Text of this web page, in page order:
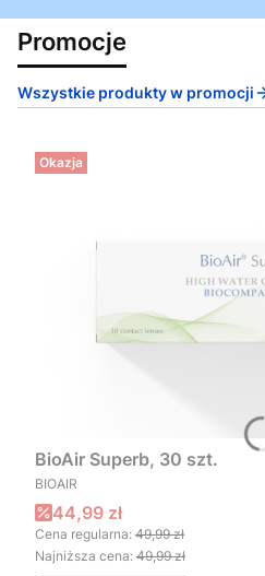
Promocje
Wszystkie produkty w promocji
Okazja
BioAir Superb, 30 szt.
PRODUCENT
BIOAIR
Cena promocyjna
44,99 zł
Cena regularna: 49,99 zł
Najniższa cena: 49,99 zł